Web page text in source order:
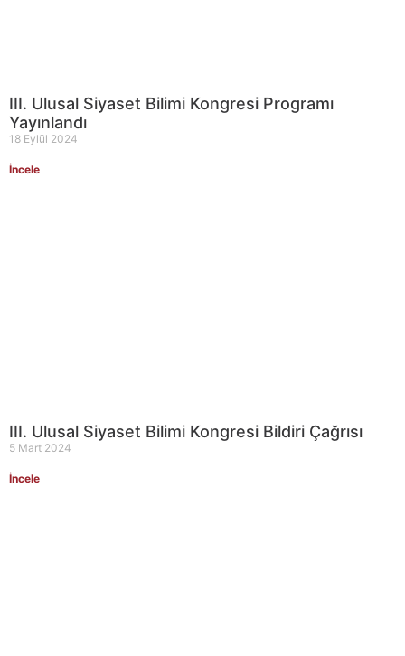
III. Ulusal Siyaset Bilimi Kongresi Programı
Yayınlandı
18 Eylül 2024
İncele
III. Ulusal Siyaset Bilimi Kongresi Bildiri Çağrısı
5 Mart 2024
İncele